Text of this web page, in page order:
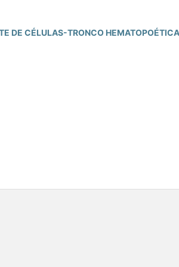
DE CÉLULAS-TRONCO